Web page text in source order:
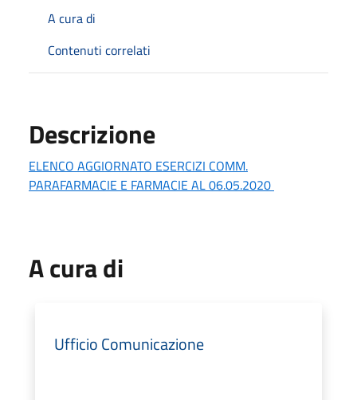
A cura di
Contenuti correlati
Descrizione
ELENCO AGGIORNATO ESERCIZI COMM.
PARAFARMACIE E FARMACIE AL 06.05.2020
A cura di
Ufficio Comunicazione